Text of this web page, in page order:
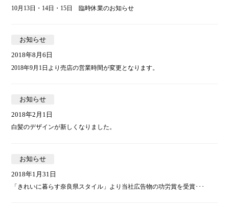
10月13日・14日・15日 臨時休業のお知らせ
2018年8月6日
お知らせ
2018年9月1日より売店の営業時間が変更となります。
2018年2月1日
お知らせ
白髪のデザインが新しくなりました。
2018年1月31日
お知らせ
「きれいに暮らす奈良県スタイル」より当社広告物の功労賞を受賞･･･